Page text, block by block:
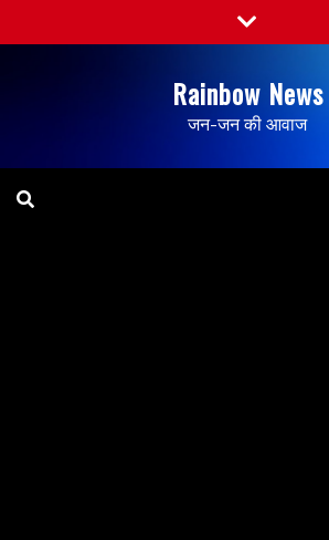
Rainbow News
जन-जन की आवाज